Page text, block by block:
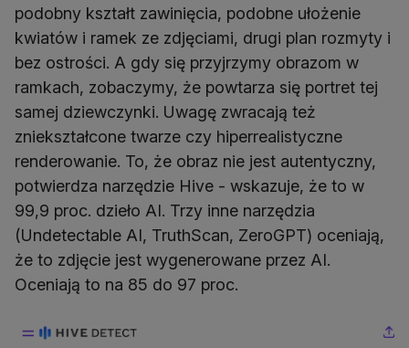
podobny kształt zawinięcia, podobne ułożenie
kwiatów i ramek ze zdjęciami, drugi plan rozmyty i
bez ostrości. A gdy się przyjrzymy obrazom w
ramkach, zobaczymy, że powtarza się portret tej
samej dziewczynki. Uwagę zwracają też
zniekształcone twarze czy hiperrealistyczne
renderowanie. To, że obraz nie jest autentyczny,
potwierdza narzędzie Hive - wskazuje, że to w
99,9 proc. dzieło AI. Trzy inne narzędzia
(Undetectable AI, TruthScan, ZeroGPT) oceniają,
że to zdjęcie jest wygenerowane przez AI.
Oceniają to na 85 do 97 proc.